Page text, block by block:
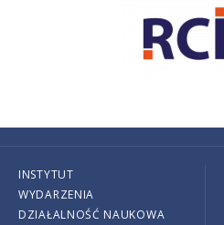
INSTYTUT
WYDARZENIA
DZIAŁALNOŚĆ NAUKOWA